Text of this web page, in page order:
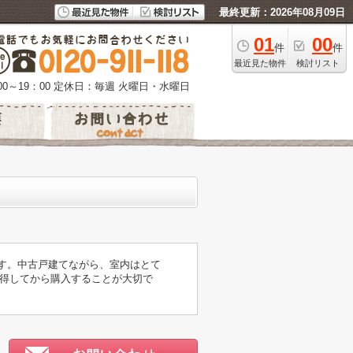
最終更新：2026年08月09日
01件
最近見た物件
00件
検討リスト
～19：00 定休日：毎週 火曜日・水曜日
。中古戸建てながら、室内はとて
してから購入することが大切で